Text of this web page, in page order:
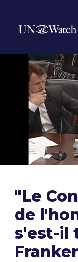
"Le
de
s'est-il